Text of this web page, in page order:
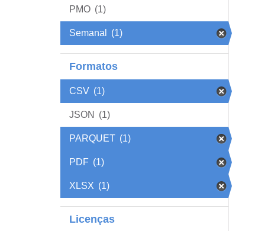
PMO (1)
Semanal (1)
Formatos
CSV (1)
JSON (1)
PARQUET (1)
PDF (1)
XLSX (1)
Licenças